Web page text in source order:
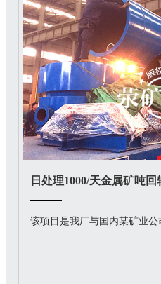
日处理1000/天金属矿吨
该项目是我厂与国内某矿业